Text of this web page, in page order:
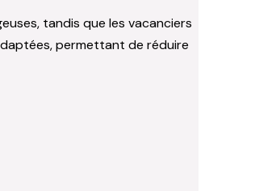
tandis que les vacanciers
permettant de réduire